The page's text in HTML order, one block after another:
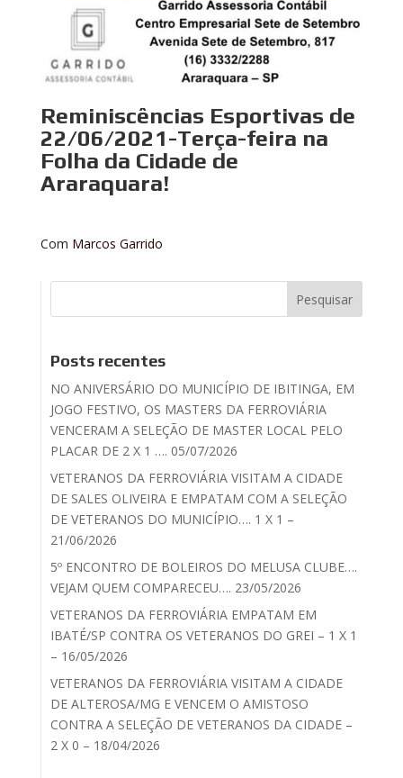
Reminiscências Esportivas de
22/06/2021-Terça-feira na
Folha da Cidade de
Araraquara!
Com Marcos Garrido
Posts recentes
NO ANIVERSÁRIO DO MUNICÍPIO DE IBITINGA, EM
JOGO FESTIVO, OS MASTERS DA FERROVIÁRIA
VENCERAM A SELEÇÃO DE MASTER LOCAL PELO
PLACAR DE 2 X 1 …. 05/07/2026
VETERANOS DA FERROVIÁRIA VISITAM A CIDADE
DE SALES OLIVEIRA E EMPATAM COM A SELEÇÃO
DE VETERANOS DO MUNICÍPIO…. 1 X 1 –
21/06/2026
5º ENCONTRO DE BOLEIROS DO MELUSA CLUBE….
VEJAM QUEM COMPARECEU…. 23/05/2026
VETERANOS DA FERROVIÁRIA EMPATAM EM
IBATÉ/SP CONTRA OS VETERANOS DO GREI – 1 X 1
– 16/05/2026
VETERANOS DA FERROVIÁRIA VISITAM A CIDADE
DE ALTEROSA/MG E VENCEM O AMISTOSO
CONTRA A SELEÇÃO DE VETERANOS DA CIDADE –
2 X 0 – 18/04/2026